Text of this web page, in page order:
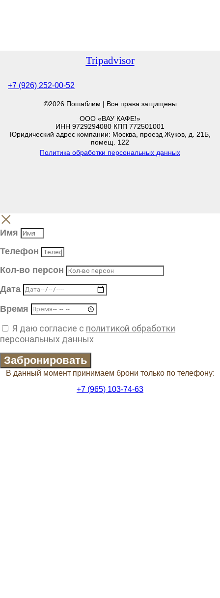
Tripadvisor
+7 (926) 252-00-52
©2026 Пошаблим | Все права защищены
ООО «ВАУ КАФЕ!»
ИНН 9729294080 КПП 772501001
Юридический адрес компании: Москва, проезд Жуков, д. 21Б,
помещ. 122
Политика обработки персональных данных
Имя
Телефон
Кол-во персон
Дата
Время
Я даю согласие с политикой обработки
персональных данных
Забронировать
В данный момент принимаем брони только по телефону:
+7 (965) 103-74-63